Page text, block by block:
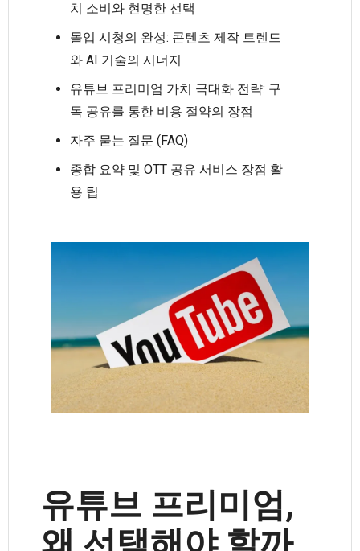
치 소비와 현명한 선택
몰입 시청의 완성: 콘텐츠 제작 트렌드
와 AI 기술의 시너지
유튜브 프리미엄 가치 극대화 전략: 구
독 공유를 통한 비용 절약의 장점
자주 묻는 질문 (FAQ)
종합 요약 및 OTT 공유 서비스 장점 활
용 팁
유튜브 프리미엄,